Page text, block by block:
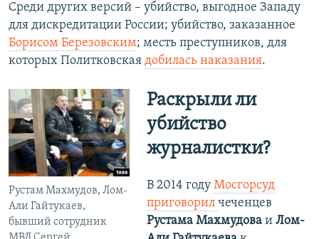
Среди других версий – убийство, выгодное Западу
для дискредитации России; убийство, заказанное
Борисом Березовским; месть преступников, для
которых Политковская добилась наказания.
Рустам Махмудов, Лом-
Али Гайтукаев,
бывший сотрудник
Раскрыли ли
убийство
журналистки? ​
В 2014 году Мосгорсуд
приговорил чеченцев
Рустама Махмудова иЛом-